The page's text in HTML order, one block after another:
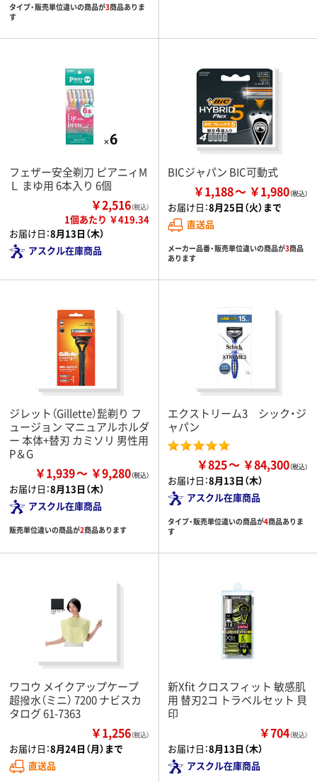
タイプ・販売単位違いの商品が3商品ありま
す
フェザー安全剃刀 ピアニィM
Ｌ まゆ用 6本入り 6個
￥2,516（税込）
1個あたり ￥419.34
お届け日：8月13日（木）
アスクル在庫商品
BICジャパン BIC可動式
￥1,188 ￥1,980
お届け日：8月25日（火）まで
直送品
メーカー品番・販売単位違いの商品が3商品
あります
ジレット（Gillette）髭剃り フ
ュージョン マニュアルホルダ
ー 本体+替刃 カミソリ 男性用
P＆G
￥1,939 ￥9,280
お届け日：8月13日（木）
アスクル在庫商品
販売単位違いの商品が2商品あります
エクストリーム3 シック・ジ
ャパン
￥825 ￥84,300
お届け日：8月13日（木）
アスクル在庫商品
タイプ・販売単位違いの商品が4商品ありま
す
ワコウ メイクアップケープ
超撥水（ミニ） 7200 ナビスカ
タログ 61-7363
￥1,256（税込）
お届け日：8月24日（月）まで
直送品
新Xfit クロスフィット 敏感肌
用 替刃2コ トラベルセット 貝
印
￥704（税込）
お届け日：8月13日（木）
アスクル在庫商品